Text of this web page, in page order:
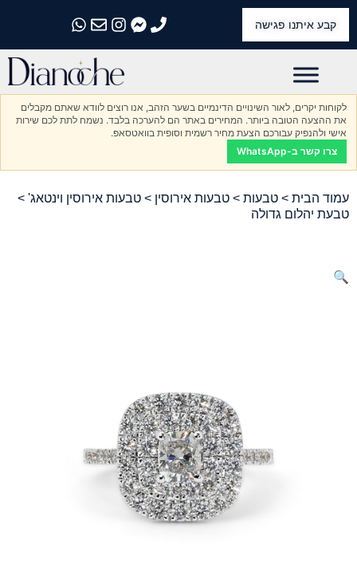
קבע איתנו פגישה
התקשרו אלינו
התקשרו אלינו
התקשרו אלינו
התקשרו אלינו
התקשרו אלינו
לקוחות יקרים, לאור השינויים הדינמיים בשער הזהב, אנו רוצים לוודא שאתם מקבלים
את ההצעה הטובה ביותר. המחירים באתר הם להערכה בלבד. נשמח לתת לכם שירות
אישי ולהנפיק עבורכם הצעת מחיר רשמית וסופית בוואטסאפ.
צרו קשר ב-WhatsApp
עמוד הבית > טבעות > טבעות אירוסין > טבעות אירוסין וינטאג' >
טבעת יהלום גדולה
🔍